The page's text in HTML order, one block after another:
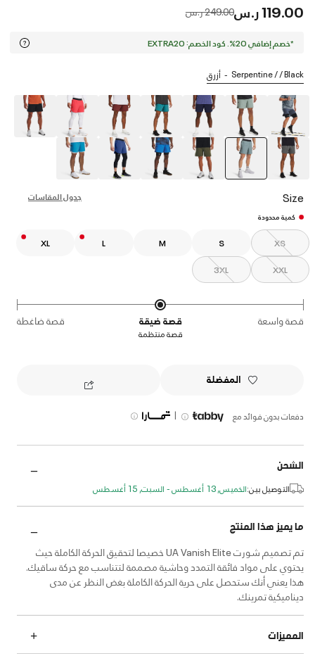
119.00 ر.س Price reduced from
249.00 ر.س to
*خصم إضافي 20%. كود الخصم: EXTRA20
Serpentine / / Black أزرق
Size جدول المقاسات
كمية محدودة
XS
S
M
L
XL
XXL
3XL
قصة واسعة قصة ضيقة قصة ضاغطة
قصة منتظمة
المفضلة
دفعات بدون فوائد مع |
الشحن
التوصيل بين:الخميس, 13 أغسطس - السبت, 15 أغسطس
ما يميز هذا المنتج
تم تصميم شورت UA Vanish Elite خصيصا لتحقيق الحركة الكاملة حيث
يحتوي على مواد فائقة التمدد وحاشية مصممة لتتناسب مع حركة ساقيك.
هذا يعني أنك ستحصل على حرية الحركة الكاملة بغض النظر عن مدى
ديناميكية تمرينك.
المميزات